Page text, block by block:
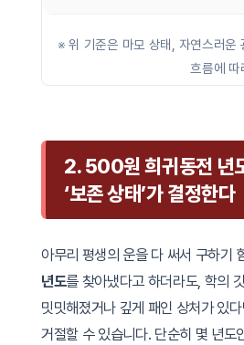
※ 위 기준은 마모 상태, 자연스러운
흐름에 따
2. 500원 희귀동전 년
‘보존 상태’가 결정한다
아무리 평생의 운을 다 써서 구하기
년도를 찾아냈다고 하더라도, 학의
밋밋해졌거나 깊게 패인 상처가 있
거절할 수 있습니다. 단순히 몇 년도